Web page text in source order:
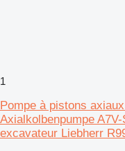
1
Pompe à pistons
Axialkolbenpumpe
excavateur Liebherr